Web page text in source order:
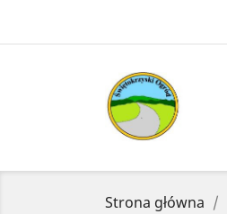
Strona główna